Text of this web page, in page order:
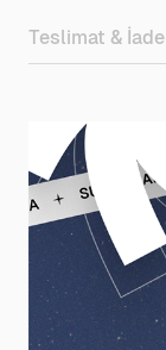
Teslimat & İade